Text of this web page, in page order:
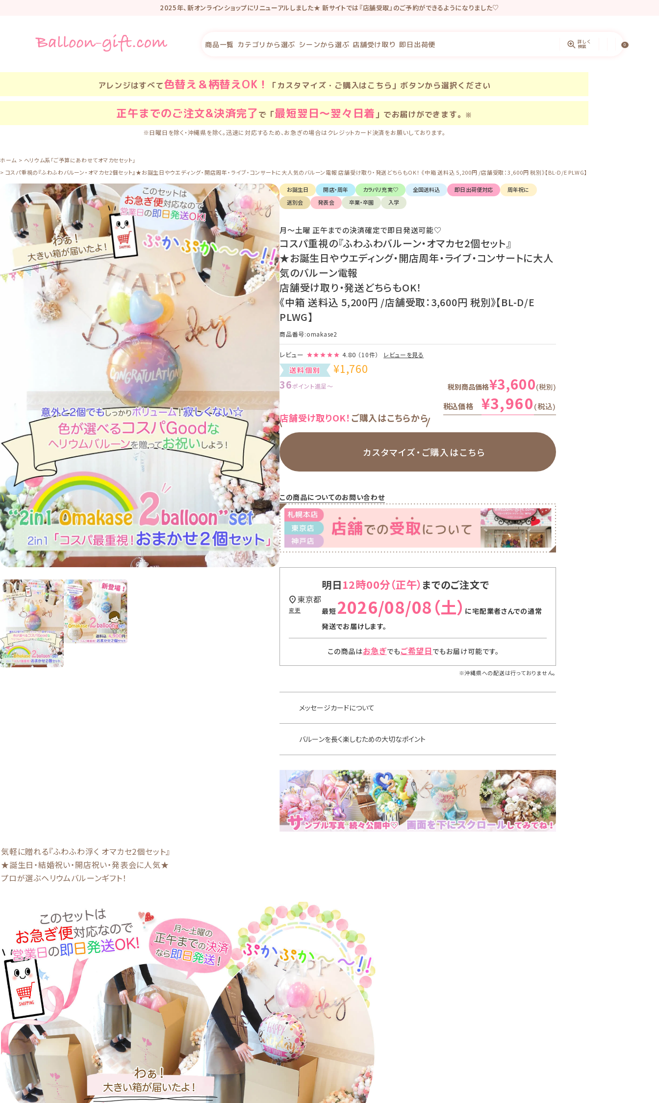
2025年、新オンラインショップにリニューアルしました★ 新サイトでは『店舗受取』のご予約ができるようになりました♡
リニューアル記念で新規会員登録で100P・既存会員様も初回新サイトログインで100Pプレゼントしています。
商品一覧 カテゴリから選ぶ シーンから選ぶ 店舗受け取り 即日出荷便 詳しく
検索 0
アレンジはすべて色替え＆柄替えOK！ 「カスタマイズ・ご購入はこちら」ボタンから選択ください
正午までのご注文&決済完了で「最短翌日〜翌々日着 」でお届けができます。 ※
※日曜日を除く・沖縄県を除く。迅速に対応するため、お急ぎの場合はクレジットカード決済をお願いしております。
ホーム
ヘリウム系「ご予算にあわせてオマカセセット」
コスパ重視の『ふわふわバルーン・オマカセ2個セット』★お誕生日やウエディング・開店周年・ライブ・コンサートに大人気のバルーン電報 店舗受け取り・発送どちらもOK！ 《中箱 送料込 5,200円 /店舗受取：3,600円 税別》【BL-D/E PLWG】
お誕生日 開店・周年 カラバリ充実♡ 全国送料込 即日出荷便対応
周年祝に
送別会
発表会 卒業・卒園 入学
月〜土曜 正午までの決済確定で即日発送可能♡
コスパ重視の『ふわふわバルーン・オマカセ2個セット』
★お誕生日やウエディング・開店周年・ライブ・コンサートに大人
気のバルーン電報
店舗受け取り・発送どちらもOK！
《中箱 送料込 5,200円 /店舗受取：3,600円 税別》【BL-D/E
PLWG】
商品番号 omakase2
レビュー 4.80 （10件） レビューを見る
送料個別 ¥1,760
36ポイント進呈 〜 税別商品価格¥3,600 税別
税込価格 ¥3,960 税込
店舗受け取りOK！ ご購入はこちらから
カスタマイズ・ ご購入はこちら
この商品についてのお問い合わせ
明日12時00分 までのご注文で
2026/08/08（土） に宅配業者さんでの通常
発送でお届けします。
東京都
変更
この商品はお急ぎでもご希望日 でもお届け可能です。
※沖縄県への配送は行っておりません。
メッセージカードについて
バルーンを長く楽しむための大切なポイント
気軽に贈れる『ふわふわ浮く オマカセ2個セット』
★誕生日・結婚祝い・開店祝い・発表会に人気★
プロが選ぶヘリウムバルーンギフト！